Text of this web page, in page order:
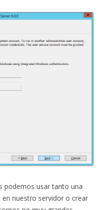
podemos usar tanto una
nuestro servidor o crear